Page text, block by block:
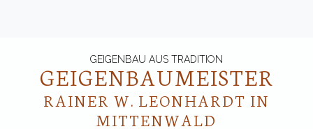
GEIGENBAU AUS TRADITION
GEIGENBAU­MEISTER
RAINER W. LEONHARDT IN
MITTENWALD